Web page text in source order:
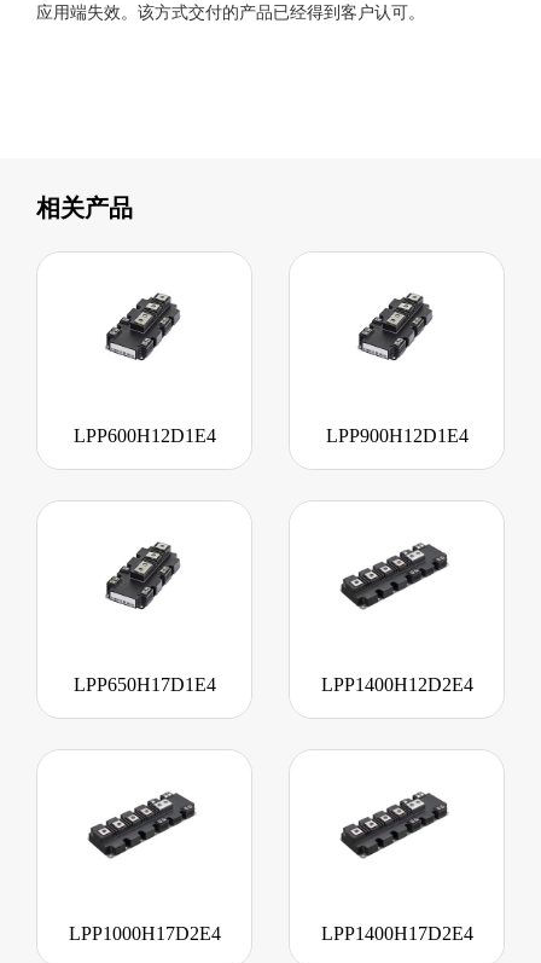
应用端失效。该方式交付的产品已经得到客户认可。
相关产品
LPP600H12D1E4 LPP900H12D1E4
LPP650H17D1E4 LPP1400H12D2E4
LPP1000H17D2E4 LPP1400H17D2E4